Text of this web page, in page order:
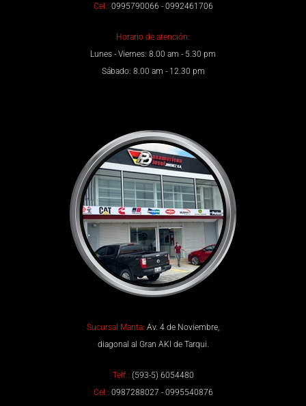
Cel.: 0995790066 - 0992461706
Horario de atención:
Lunes - Viernes: 8.00 am - 5.30 pm
Sábado: 8.00 am - 12.30 pm
Sucursal Manta: Av. 4 de Noviembre,
diagonal al Gran AKI de Tarqui.
Telf.: (593-5) 6054480
Cel.: 0987288027 - 0995540876